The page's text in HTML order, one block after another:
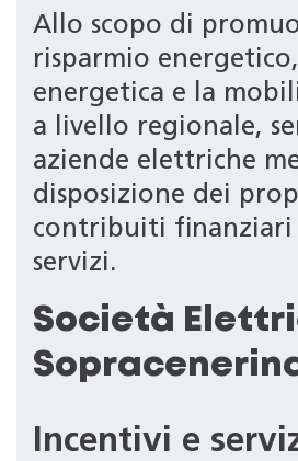
Allo scopo di
risparmio
energetica e la
a livello regionale,
aziende elettriche
disposizione dei
contribuiti finanziari
servizi.
Società
Sopracenerina
Incentivi e